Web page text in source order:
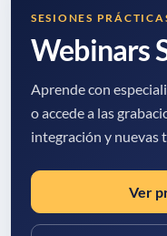
SESIONES
Webinars
Aprende con
o accede a las
integración y nuevas
Ver